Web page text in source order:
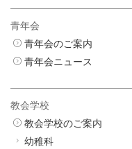
青年会
青年会のご案内
青年会ニュース
教会学校
教会学校のご案内
幼稚科